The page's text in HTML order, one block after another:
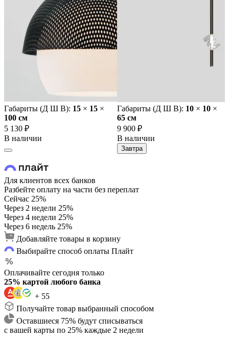
Габариты (Д Ш В): 15 × 15 ×
100 cм
5 130 ₽
В наличии
Габариты (Д Ш В): 10 × 10 ×
65 cм
9 900 ₽
В наличии
Завтра
Для клиентов всех банков
Разбейте оплату на части без переплат
Сейчас 25%
Через 2 недели 25%
Через 4 недели 25%
Через 6 недель 25%
Добавляйте товары в корзину
Выбирайте способ оплаты Плайт
Оплачивайте сегодня только
25% картой любого банка
+ 55
Получайте товар выбранный способом
Оставшиеся 75% будут списываться
с вашей карты по 25% каждые 2 недели